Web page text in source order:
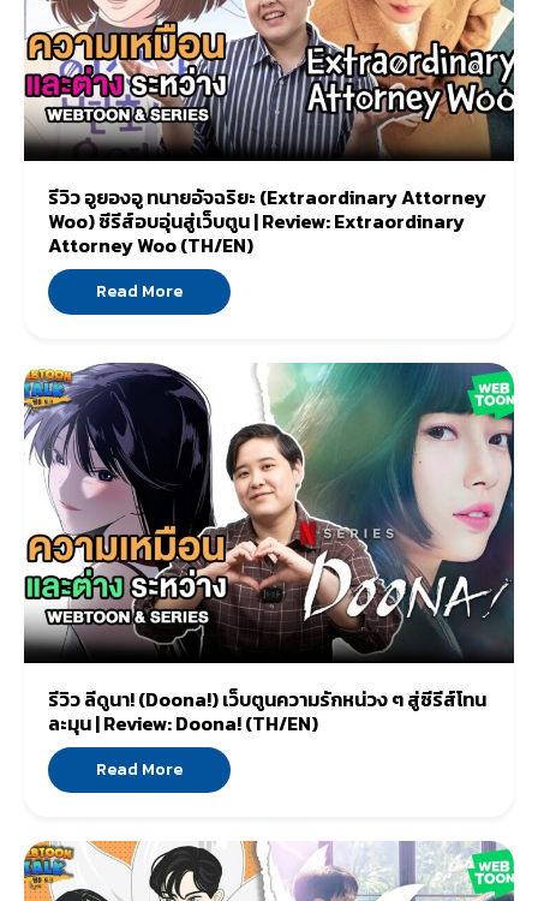
รีวิว อูยองอู ทนายอัจฉริยะ (Extraordinary Attorney
Woo) ซีรีส์อบอุ่นสู่เว็บตูน | Review: Extraordinary
Attorney Woo (TH/EN)
Read More
รีวิว ลีดูนา! (Doona!) เว็บตูนความรักหน่วง ๆ สู่ซีรีส์โทน
ละมุน | Review: Doona! (TH/EN)
Read More